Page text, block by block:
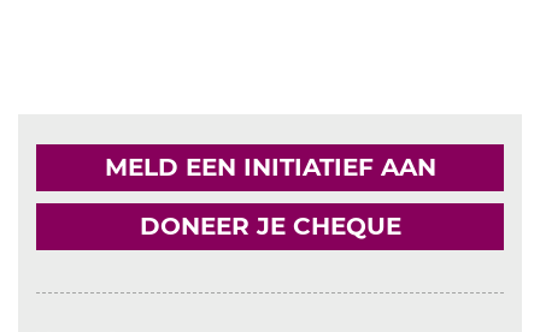
MELD EEN INITIATIEF AAN
DONEER JE CHEQUE